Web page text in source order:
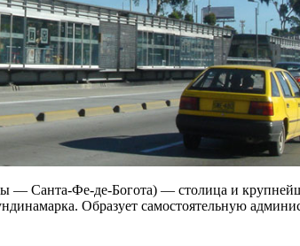
— Санта-Фе-де-Богота) — столица и
Образует самостоятельную